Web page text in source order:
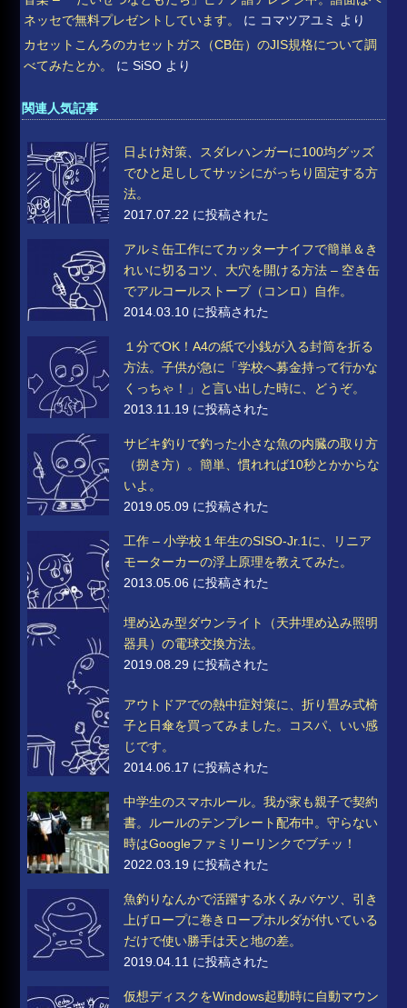
ネッセで無料プレゼントしています。
に コマツアユミ
より
カセットこんろのカセットガス（CB缶）のJIS規格について調
べてみたとか。
にSiSO より
関連人気記事
日よけ対策、スダレハンガーに100均グッズ
でひと足ししてサッシにがっちり固定する方
法。
2017.07.22 に投稿された
アルミ缶工作にてカッターナイフで簡単＆き
れいに切るコツ、大穴を開ける方法 – 空き缶
でアルコールストーブ（コンロ）自作。
2014.03.10 に投稿された
１分でOK！A4の紙で小銭が入る封筒を折る
方法。子供が急に「学校へ募金持って行かな
くっちゃ！」と言い出した時に、どうぞ。
2013.11.19 に投稿された
サビキ釣りで釣った小さな魚の内臓の取り方
（捌き方）。簡単、慣れれば10秒とかからな
いよ。
2019.05.09 に投稿された
工作 – 小学校１年生のSISO-Jr.1に、リニア
モーターカーの浮上原理を教えてみた。
2013.05.06 に投稿された
埋め込み型ダウンライト（天井埋め込み照明
器具）の電球交換方法。
2019.08.29 に投稿された
アウトドアでの熱中症対策に、折り畳み式椅
子と日傘を買ってみました。コスパ、いい感
じです。
2014.06.17 に投稿された
中学生のスマホルール。我が家も親子で契約
書。ルールのテンプレート配布中。守らない
時はGoogleファミリーリンクでブチッ！
2022.03.19 に投稿された
魚釣りなんかで活躍する水くみバケツ、引き
上げロープに巻きロープホルダが付いている
だけで使い勝手は天と地の差。
2019.04.11 に投稿された
仮想ディスクをWindows起動時に自動マウン